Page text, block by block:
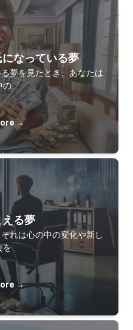
なっている夢
夢を見たとき、あなたは
の…
→
る夢
れは心の中の変化や新し
…
→